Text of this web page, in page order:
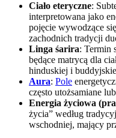
Ciało eteryczne:
interpretowana jako
pojęcie wywodzące
zachodnich tradycji
Linga śarira: Termin
będące matrycą dla
hinduskiej i
Aura: Pole
często utożsamiane
Energia życiowa
życia” według
wschodniej, mający